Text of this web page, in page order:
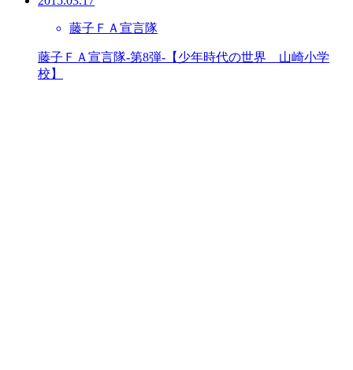
藤子ＦＡ宣言隊
藤子ＦＡ宣言隊-第8弾-【少年時代の世界 山崎小学
校】